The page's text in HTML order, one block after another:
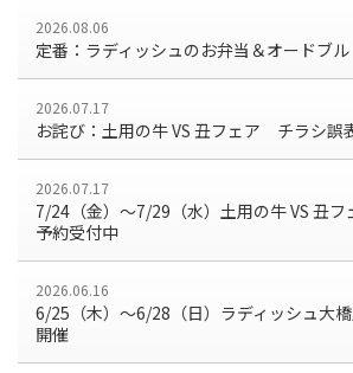
2026.08.06
定番：ラディッシュのお弁当＆オードブル
2026.07.17
お詫び：土用の牛 VS 丑フェア チラシ誤
2026.07.17
7/24（金）〜7/29（水）土用の牛 VS 丑フ
予約受付中
2026.06.16
6/25（木）～6/28（日）ラディッシュ
開催